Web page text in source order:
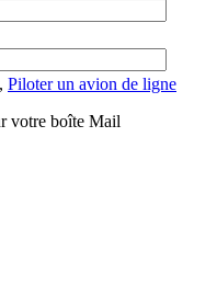
, Piloter un avion de ligne
votre boîte Mail